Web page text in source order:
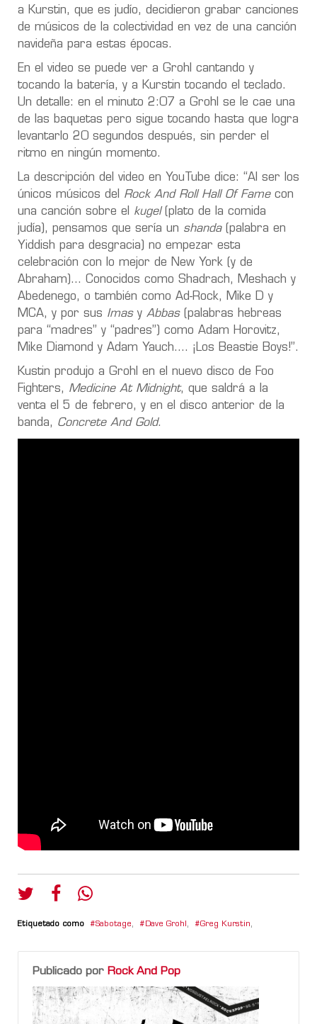
a Kurstin, que es judío, decidieron grabar canciones
de músicos de la colectividad en vez de una canción
navideña para estas épocas.
En el video se puede ver a Grohl cantando y
tocando la batería, y a Kurstin tocando el teclado.
Un detalle: en el minuto 2:07 a Grohl se le cae una
de las baquetas pero sigue tocando hasta que logra
levantarlo 20 segundos después, sin perder el
ritmo en ningún momento.
La descripción del video en YouTube dice: “Al ser los
únicos músicos del Rock And Roll Hall Of Famecon
una canción sobre el
kugel (plato de la comida
judía), pensamos que sería un shanda(palabra en
Yiddish para desgracia) no empezar esta
celebración con lo mejor de New York (y de
Abraham)... Conocidos como Shadrach, Meshach y
Abedenego, o también como Ad-Rock, Mike D y
MCA, y por sus Imasy Abbas(palabras hebreas
para “madres” y “padres”) como Adam Horovitz,
Mike Diamond y Adam Yauch…. ¡Los Beastie Boys!”.
Kustin produjo a Grohl en el nuevo disco de Foo
Fighters, Medicine At Midnight, que saldrá a la
venta el 5 de febrero, y en el disco anterior de la
banda, Concrete And Gold.
Etiquetado como Sabotage, Dave Grohl , Greg Kurstin,
Publicado por Rock And Pop